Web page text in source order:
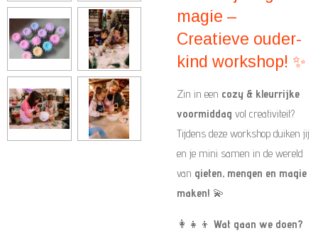
magie –
Creatieve ouder-
kind workshop! ✨
Zin in een cozy & kleurrijke
voormiddag vol creativiteit?
Tijdens deze workshop duiken jij
en je mini samen in de wereld
van gieten, mengen en magie
maken! 💫
👩‍👧‍👦 Wat gaan we doen?